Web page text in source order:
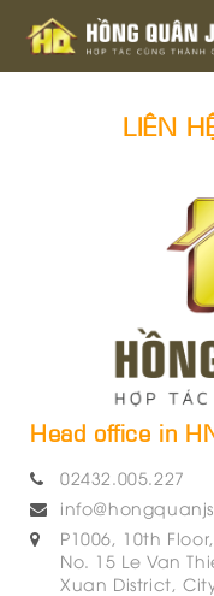
LIÊN
Head office in
02432.005.227
P1006, 10th
No. 15 Le Van
Xuan District,